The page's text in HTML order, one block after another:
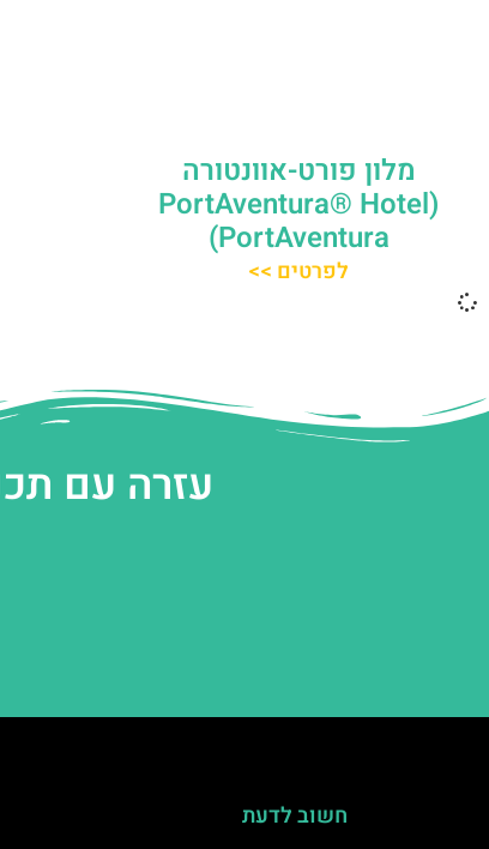
מלון פורט-אוונטורה
(PortAventura® Hotel
PortAventura)
לפרטים >>
עזרה עם
חשוב לדעת